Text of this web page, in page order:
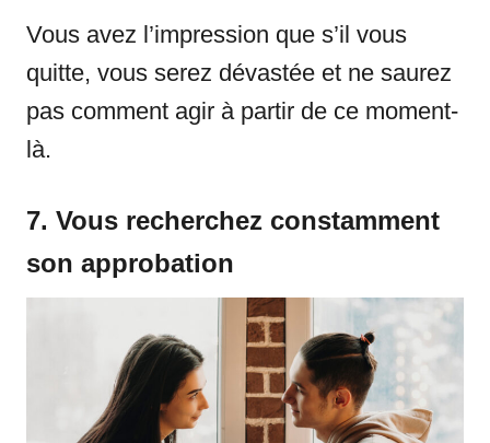
Vous avez l’impression que s’il vous
quitte, vous serez dévastée et ne saurez
pas comment agir à partir de ce moment-
là.
7. Vous recherchez constamment
son approbation